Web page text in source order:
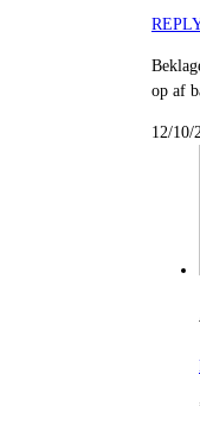
op af
12/10/